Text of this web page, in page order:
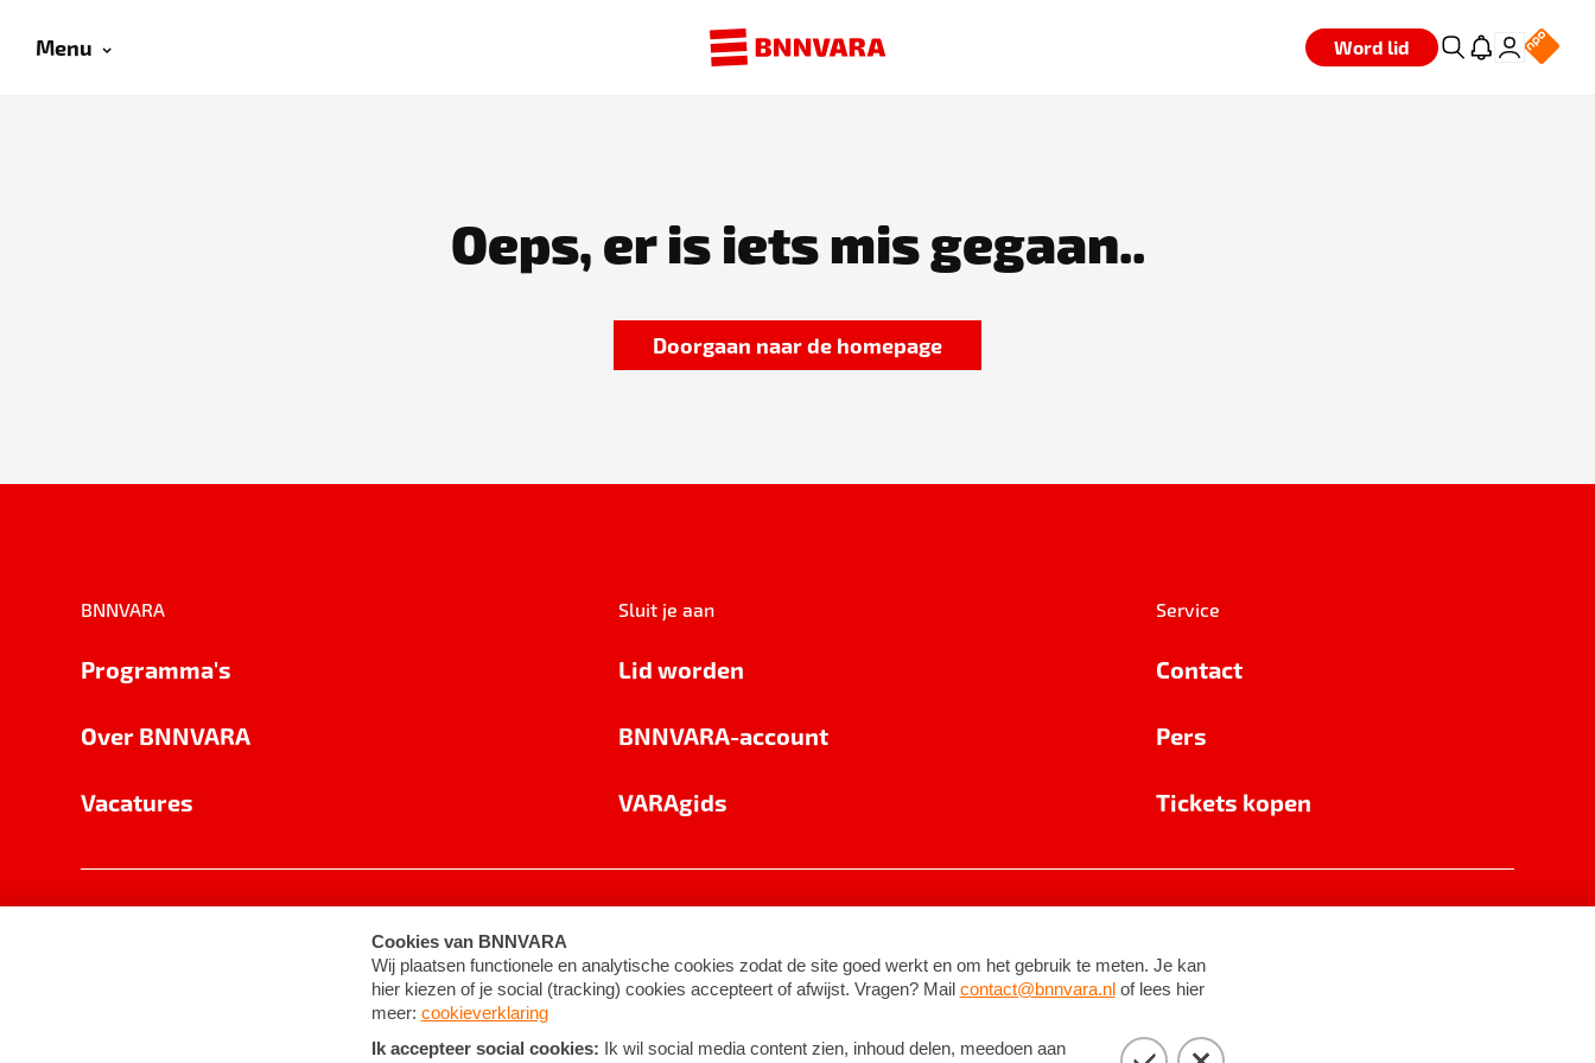
Menu Word lid
Oeps, er is iets mis gegaan..
Doorgaan naar de homepage
BNNVARA
Programma's
Over BNNVARA
Vacatures
Sluit je aan
Lid worden
BNNVARA-account
VARAgids
Service
Contact
Pers
Tickets kopen
Cookie-instellingen Algemene voorwaarden ©2026BNNVARA